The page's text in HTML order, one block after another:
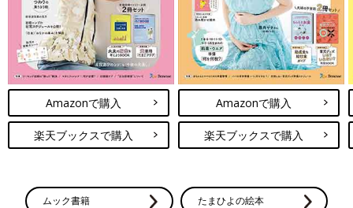
Amazonで購入
楽天ブックスで購入
Amazonで購入
楽天ブックスで購入
ムック書籍 たまひよの絵本